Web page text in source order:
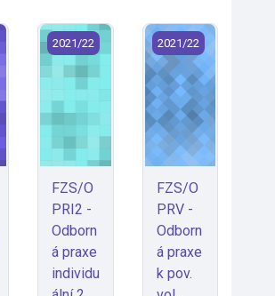
- Odborná praxe individuální 1 (2021)
FZS/OPRI2 - Odborná praxe
2021/22
FZS/O
PRI2 -
Odborn
á praxe
individu
FZS/OPRV -
2021/22
FZS/O
PRV -
Odborn
á praxe
k pov.